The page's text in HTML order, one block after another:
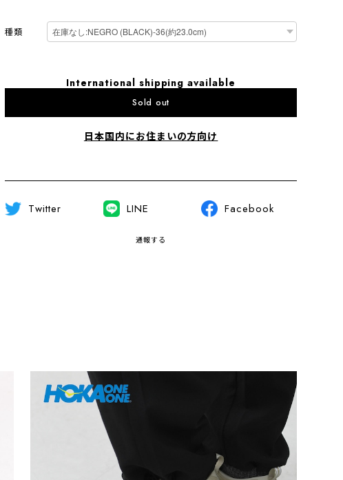
種類
International shipping available
Sold out
日本国内にお住まいの方向け
Twitter LINE Facebook
通報する